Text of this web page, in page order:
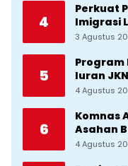
4
Perkuat
Imigrasi
3 Agustus
5
Program
Iuran
4 Agustus
6
Komnas
Asahan
Korban
4 Agustus